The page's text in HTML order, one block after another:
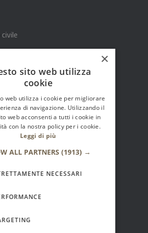
commercio
pubblica
assistenza
- ARERA
×
sito web utilizza
cookie
web utilizza i cookie per migliorare
di navigazione. Utilizzando il
web acconsenti a tutti i cookie in
con la nostra policy per i cookie.
Leggi di più
ALL PARTNERS (1913) →
NECESSARI